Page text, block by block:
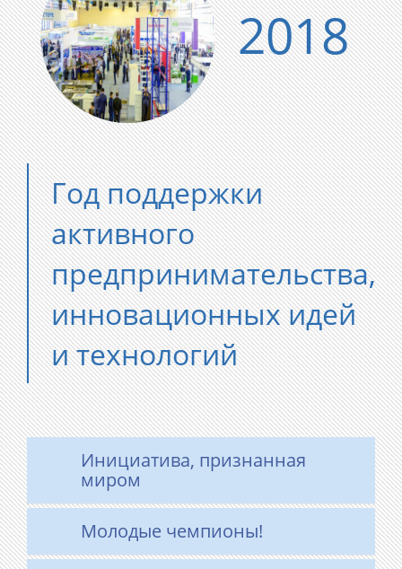
2018
Год поддержки
активного
предпринимательства,
инновационных идей
и технологий
Инициатива, признанная
миром
Молодые чемпионы!